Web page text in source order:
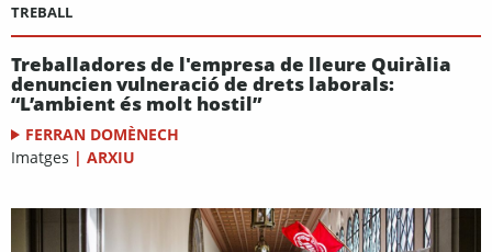
TREBALL
Treballadores de l'empresa de lleure Quiràlia
denuncien vulneració de drets laborals:
“L’ambient és molt hostil”
FERRAN DOMÈNECH
Imatges | ARXIU